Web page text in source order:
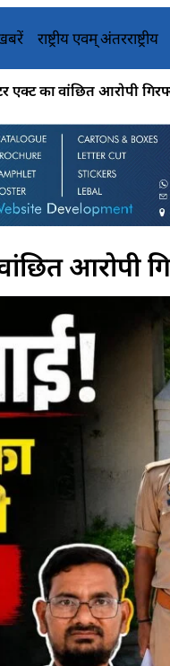
राष्ट्रीय एवम् अंतरराष्ट्रीय
एक्ट का वांछित आरोपी
आरोपी